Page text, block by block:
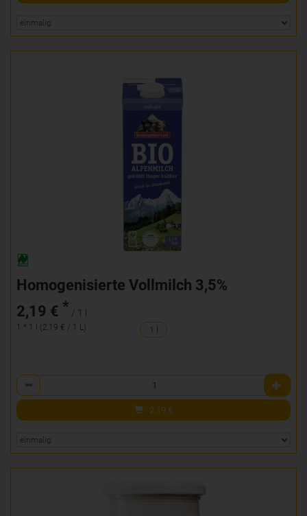
Homogenisierte Vollmilch 3,5%
2,19 € * / 1 l
1 * 1 l (2,19 € / 1 L)
Anzahl
2,19 €